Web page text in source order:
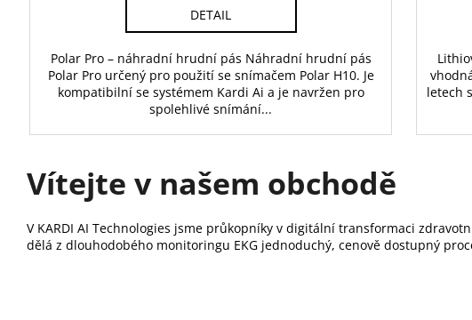
DETAIL
Polar Pro – náhradní hrudní pás Náhradní hrudní pás
Polar Pro určený pro použití se snímačem Polar H10. Je
kompatibilní se systémem Kardi Ai a je navržen pro
spolehlivé snímání...
letech
Vítejte v našem obchodě
V KARDI AI Technologies jsme průkopníky v digitální transformaci
dělá z dlouhodobého monitoringu EKG jednoduchý, cenově dostupný